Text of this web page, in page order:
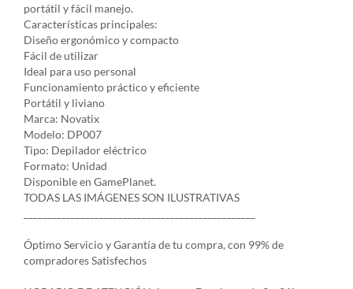
portátil y fácil manejo.
Características principales:
Diseño ergonómico y compacto
Fácil de utilizar
Ideal para uso personal
Funcionamiento práctico y eficiente
Portátil y liviano
Marca: Novatix
Modelo: DP007
Tipo: Depilador eléctrico
Formato: Unidad
Disponible en GamePlanet.
TODAS LAS IMÁGENES SON ILUSTRATIVAS
Óptimo Servicio y Garantía de tu compra, con 99% de
compradores Satisfechos